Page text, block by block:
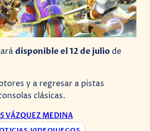
disponible el 12 de juliode
y a regresar a pistas
clásicas.
VÁZQUEZ MEDINA